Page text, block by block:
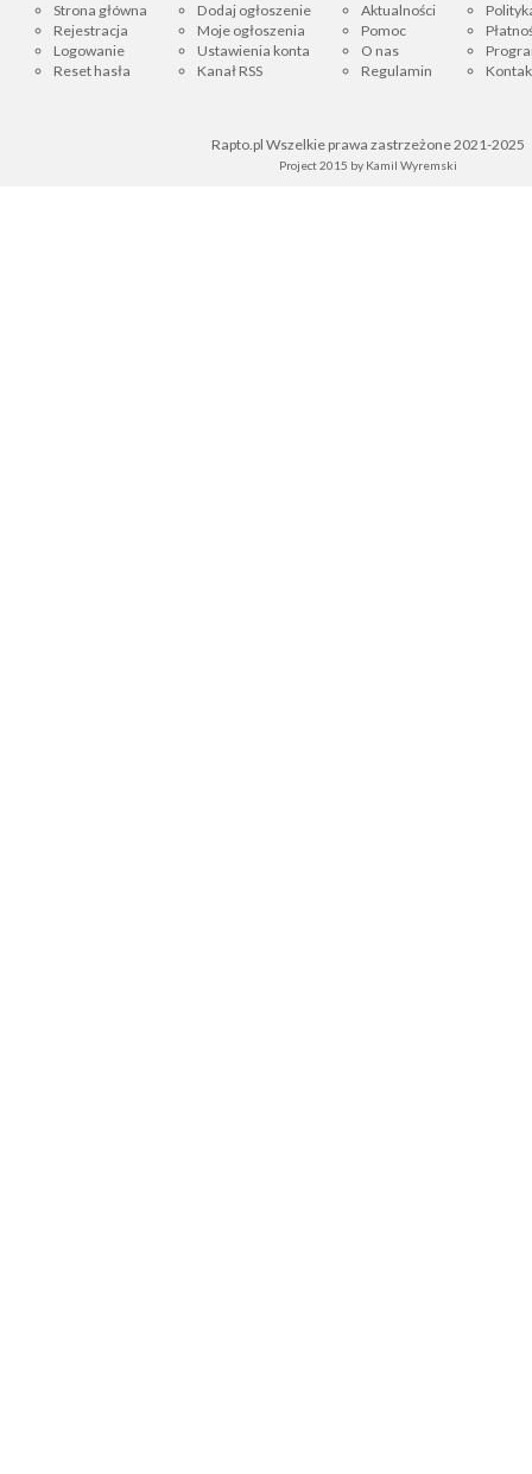
Strona główna
Rejestracja
Logowanie
Reset hasła
Dodaj ogłoszenie
Moje ogłoszenia
Ustawienia konta
Kanał RSS
Aktualności
Pomoc
O nas
Regulamin
Rapto.pl Wszelkie prawa zastrzeżone 2021-2025
Project 2015 by Kamil Wyremski